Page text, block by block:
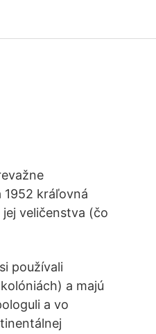
1952 kráľovná
veličenstva (čo
používali
a majú
a vo